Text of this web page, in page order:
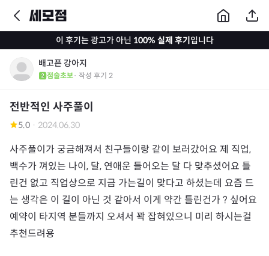
이 후기는 광고가 아닌 100% 실제 후기입니다
배고픈 강아지
점술초보· 작성 후기 2
전반적인 사주풀이
5.0 · 2024.06.30
사주풀이가 궁금해져서 친구들이랑 같이 보러갔어요 제 직업,
백수가 껴있는 나이, 달, 연애운 들어오는 달 다 맞추셨어요 틀
린건 없고 직업상으로 지금 가는길이 맞다고 하셨는데 요즘 드
는 생각은 이 길이 아닌 것 같아서 이게 약간 틀린건가 ? 싶어요
예약이 타지역 분들까지 오셔서 꽉 잡혀있으니 미리 하시는걸
추천드려용